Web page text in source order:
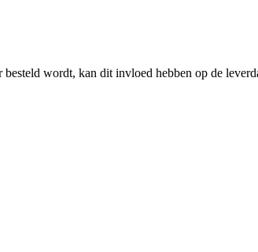
wordt, kan dit invloed hebben op de